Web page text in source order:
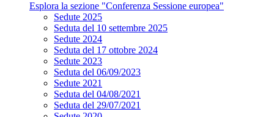
Esplora la sezione "Conferenza Sessione europea"
Sedute 2025
Seduta del 10 settembre 2025
Sedute 2024
Seduta del 17 ottobre 2024
Sedute 2023
Seduta del 06/09/2023
Sedute 2021
Seduta del 04/08/2021
Seduta del 29/07/2021